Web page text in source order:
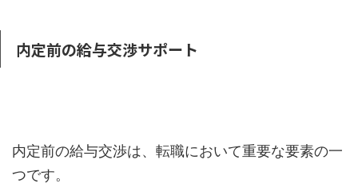
内定前の給与交渉サポート
内定前の給与交渉は、転職において重要な要素の一
つです。